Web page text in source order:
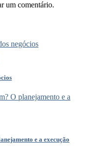
um comentário.
e a execução